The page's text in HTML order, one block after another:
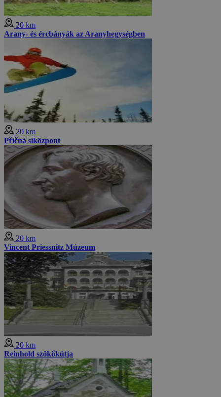
20 km
Arany- és ércbányák az Aranyhegységben
20 km
Příčná síközpont
20 km
Vincent Priessnitz Múzeum
20 km
Reinhold szökőkútja